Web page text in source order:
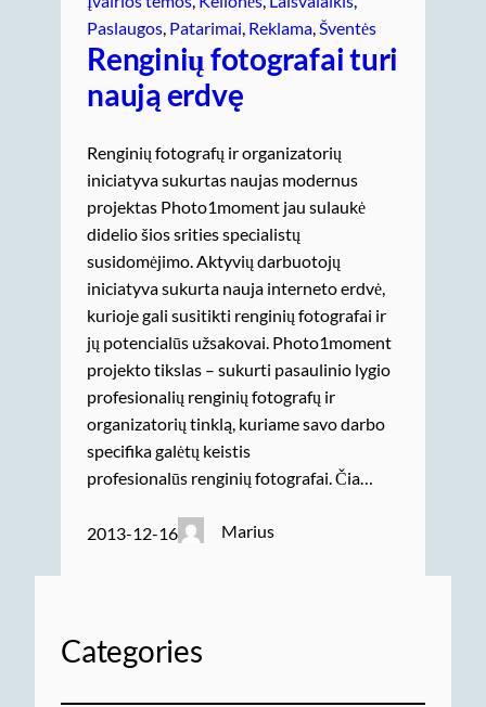
Paslaugos Patarimai Reklama Šventės
Renginių fotografai turi
naują erdvę
Renginių fotografų ir organizatorių
iniciatyva sukurtas naujas modernus
projektas Photo1moment jau sulaukė
didelio šios srities specialistų
susidomėjimo. Aktyvių darbuotojų
iniciatyva sukurta nauja interneto erdvė,
kurioje gali susitikti renginių fotografai ir
jų potencialūs užsakovai. Photo1moment
projekto tikslas – sukurti pasaulinio lygio
profesionalių renginių fotografų ir
organizatorių tinklą, kuriame savo darbo
specifika galėtų keistis
profesionalūs renginių fotografai. Čia…
2013-12-16 Marius
Categories